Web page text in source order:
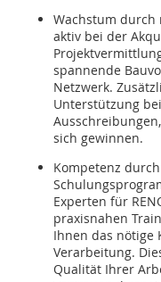
Wachstum durch
aktiv bei der
spannende
Netzwerk.
Unterstützung
sich gewinnen.
Kompetenz
Experten für
praxisnahen
Ihnen das nötige
Verarbeitung.
Qualität Ihrer